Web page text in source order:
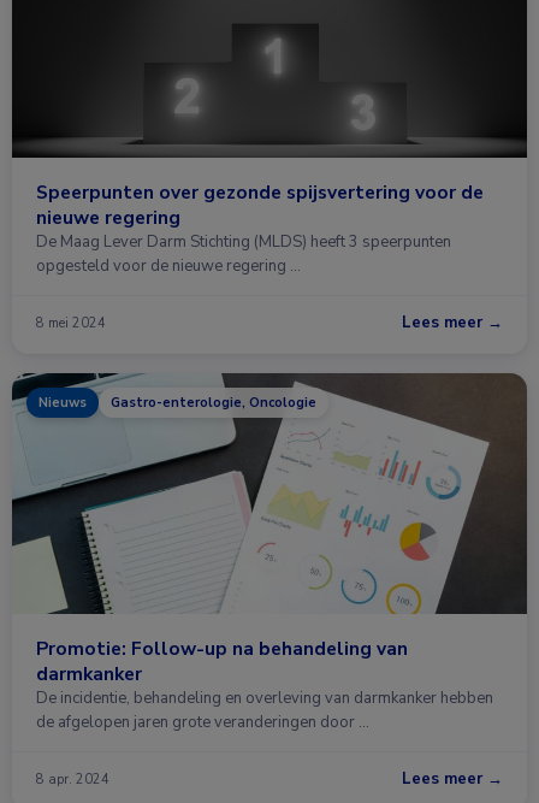
Speerpunten over gezonde spijsvertering voor de
nieuwe regering
De Maag Lever Darm Stichting (MLDS) heeft 3 speerpunten
opgesteld voor de nieuwe regering …
8 mei 2024 Lees meer →
Nieuws Gastro-enterologie, Oncologie
Promotie: Follow-up na behandeling van
darmkanker
De incidentie, behandeling en overleving van darmkanker hebben
de afgelopen jaren grote veranderingen door …
8 apr. 2024 Lees meer →